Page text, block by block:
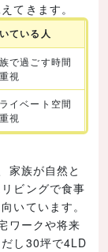
てきます。
ている人
で過ごす時間
視
イベート空間
視
家族が自然と
ビングで食事
いています。
ワークや将来
し30坪で4LD